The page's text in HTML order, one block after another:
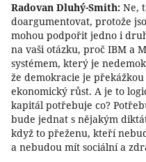
Radovan Dluhý-Smith: Ne,
doargumentovat, protože
mohou podpořit jedno i
na vaši otázku, proč IBM a
systémem, který je
že demokracie je
ekonomický růst. A je to
kapitál potřebuje co?
bude jednat s nějakým
když to přeženu, kteří
a nebudou mít sociální a